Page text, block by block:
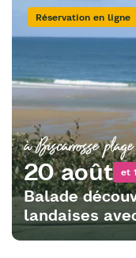
Réservation en ligne
à Biscarrosse plage
20 août et
Balade
landaises